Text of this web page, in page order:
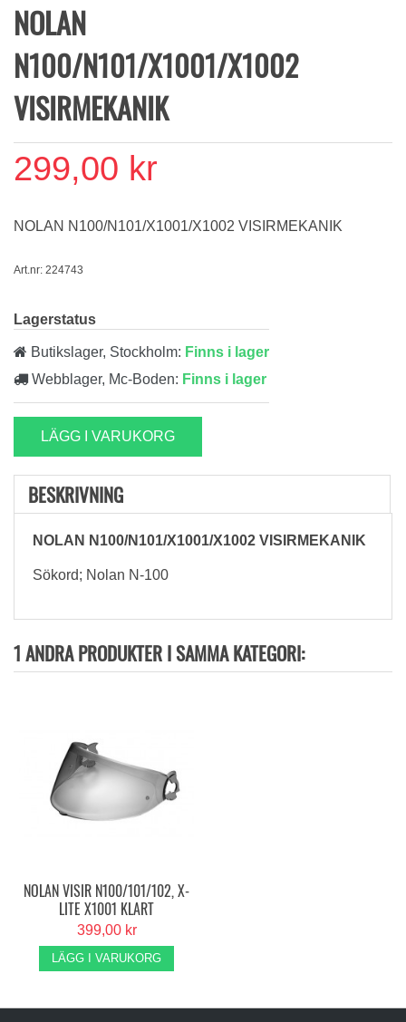
NOLAN
N100/N101/X1001/X1002
VISIRMEKANIK
299,00 kr
NOLAN N100/N101/X1001/X1002 VISIRMEKANIK
Art.nr: 224743
Lagerstatus
Butikslager, Stockholm: Finns i lager
Webblager, Mc-Boden: Finns i lager
LÄGG I VARUKORG
BESKRIVNING
NOLAN N100/N101/X1001/X1002 VISIRMEKANIK
Sökord; Nolan N-100
1 ANDRA PRODUKTER I SAMMA KATEGORI:
NOLAN VISIR N100/101/102, X-
LITE X1001 KLART
399,00 kr
LÄGG I VARUKORG